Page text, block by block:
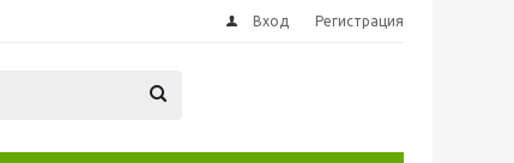
Вход Регистрация